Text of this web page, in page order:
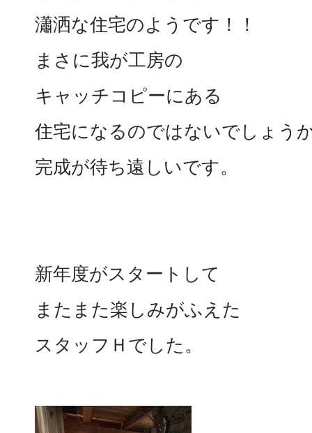
瀟洒な住宅のようです！！
まさに我が工房の
キャッチコピーにある
住宅になるのではないでしょう
完成が待ち遠しいです。
新年度がスタートして
またまた楽しみがふえた
スタッフＨでした。